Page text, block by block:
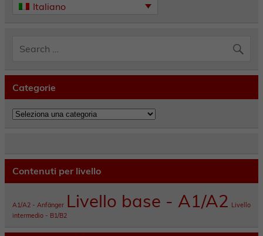
Italiano
Categorie
Categorie
Contenuti per livello
A1/A2 - Anfänger Livello base - A1/A2 Livello
intermedio - B1/B2